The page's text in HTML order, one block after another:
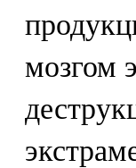
мозгом